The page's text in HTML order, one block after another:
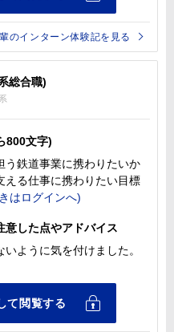
のインターン体験記を見る
総合職)
800文字)
う鉄道事業に携わりたいか
える仕事に携わりたい目標
意した点やアドバイス
ように気を付けました。